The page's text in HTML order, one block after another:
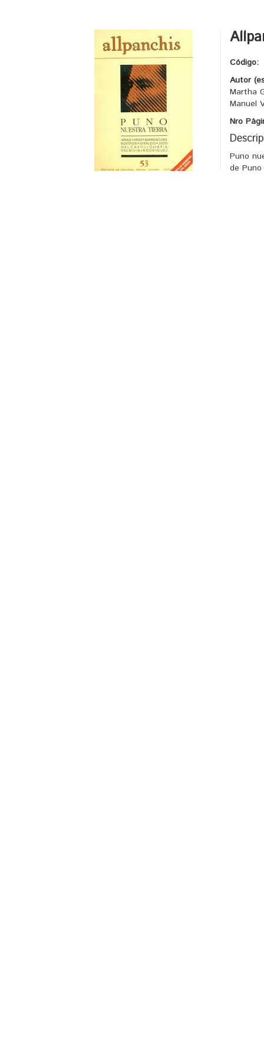
Código:
Autor
Martha
Manuel
Nro
Puno
de Puno